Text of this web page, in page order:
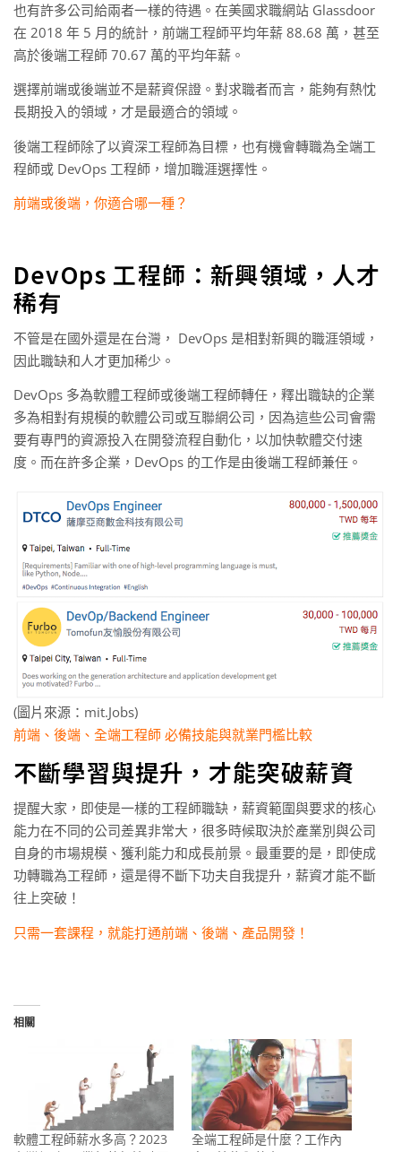
也有許多公司給兩者一樣的待遇。在美國求職網站 Glassdoor
在 2018 年 5 月的統計，前端工程師平均年薪 88.68 萬，甚至
高於後端工程師 70.67 萬的平均年薪。
選擇前端或後端並不是薪資保證。對求職者而言，能夠有熱忱
長期投入的領域，才是最適合的領域。
後端工程師除了以資深工程師為目標，也有機會轉職為全端工
程師或 DevOps 工程師，增加職涯選擇性。
前端或後端，你適合哪一種？
DevOps 工程師：新興領域，人才
稀有
不管是在國外還是在台灣， DevOps 是相對新興的職涯領域，
因此職缺和人才更加稀少。
DevOps 多為軟體工程師或後端工程師轉任，釋出職缺的企業
多為相對有規模的軟體公司或互聯網公司，因為這些公司會需
要有專門的資源投入在開發流程自動化，以加快軟體交付速
度。而在許多企業，DevOps 的工作是由後端工程師兼任。
(圖片來源：mit.Jobs)
前端、後端、全端工程師 必備技能與就業門檻比較
不斷學習與提升，才能突破薪資
提醒大家，即使是一樣的工程師職缺，薪資範圍與要求的核心
能力在不同的公司差異非常大，很多時候取決於產業別與公司
自身的市場規模、獲利能力和成長前景。最重要的是，即使成
功轉職為工程師，還是得不斷下功夫自我提升，薪資才能不斷
往上突破！
只需一套課程，就能打通前端、後端、產品開發！
相關
軟體工程師薪水多高？2023
全端工程師是什麼？工作內